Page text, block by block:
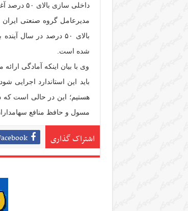
داخلی سازی بالای ۵۰ درصد آغاز خواهد شد.
شده است.
مسول و حافظ منافع
اشتراک گذاری